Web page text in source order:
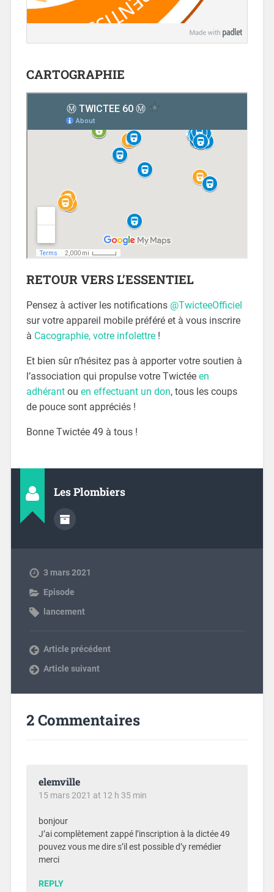
CARTOGRAPHIE
RETOUR VERS L’ESSENTIEL
Pensez à activer les notifications @TwicteeOfficiel
sur votre appareil mobile préféré et à vous inscrire
à Cacographie, votre infolettre !
Et bien sûr n’hésitez pas à apporter votre soutien à
l’association qui propulse votre Twictée en
adhérantou en effectuant un don, tous les coups
de pouce sont appréciés !
Bonne Twictée 49 à tous !
Les Plombiers
3 mars 2021
Episode
lancement
Article précédent
Article suivant
2 Commentaires
elemville
15 mars 2021 at 12 h 35 min
bonjour
J’ai complètement zappé l’inscription à la dictée 49
pouvez vous me dire s’il est possible d’y remédier
merci
REPLY